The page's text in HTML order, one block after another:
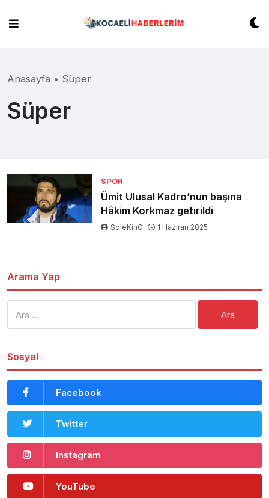
content
Anasayfa • Süper
Süper
SPOR
Ümit Ulusal Kadro’nun başına
Hâkim Korkmaz getirildi
SoleKinG 1 Haziran 2025
Arama Yap
Sosyal
Facebook
Twitter
Instagram
YouTube